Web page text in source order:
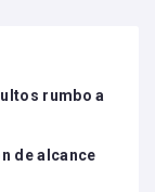
rumbo a
de alcance